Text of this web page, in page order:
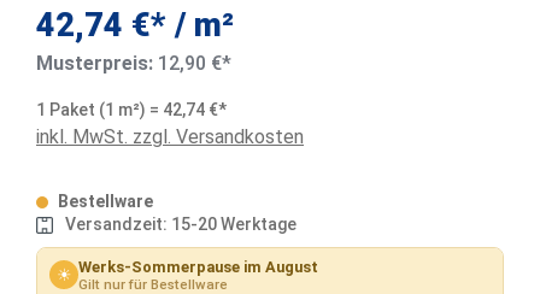
42,74 €* / m²
Musterpreis: 12,90 €*
1 Paket (1 m²) = 42,74 €*
inkl. MwSt. zzgl. Versandkosten
Bestellware
Versandzeit: 15-20 Werktage
☀ Werks-Sommerpause im August
Gilt nur für Bestellware